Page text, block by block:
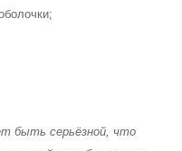
быть серьёзной, что